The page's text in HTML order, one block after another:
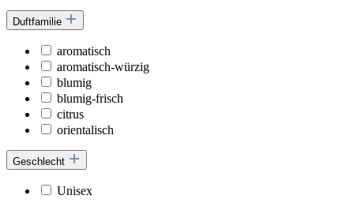
Duftfamilie
aromatisch
aromatisch-würzig
blumig
blumig-frisch
citrus
orientalisch
Geschlecht
Unisex